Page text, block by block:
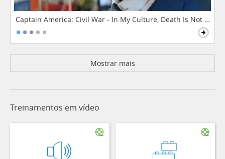
Captain America: Civil War - In My Culture, Death Is Not The
Mostrar mais
Treinamentos em vídeo